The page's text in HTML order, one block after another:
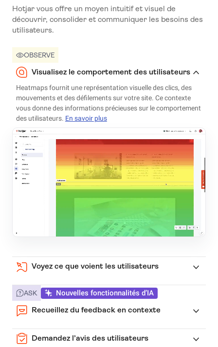
Hotjar vous offre un moyen intuitif et visuel de
découvrir, consolider et communiquer les besoins des
utilisateurs.
OBSERVE
Visualisez le comportement des utilisateurs
Heatmaps fournit une représentation visuelle des clics, des
mouvements et des défilements sur votre site. Ce contexte
vous donne des informations précieuses sur le comportement
des utilisateurs. En savoir plus
Voyez ce que voient les utilisateurs
ASK Nouvelles fonctionnalités d’IA
Recueillez du feedback en contexte
Demandez l’avis des utilisateurs